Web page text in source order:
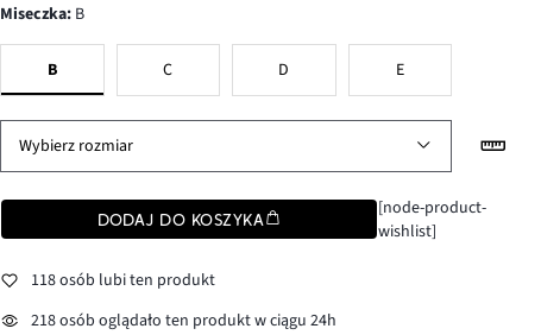
Miseczka: B
B C D E
Wybierz rozmiar
DODAJ DO KOSZYKA
[node-product-
wishlist]
118 osób lubi ten produkt
218 osób oglądało ten produkt w ciągu 24h